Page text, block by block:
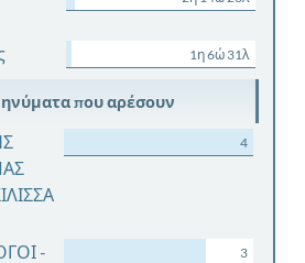
1η 6ώ 31λ
που αρέσουν
4
-
3